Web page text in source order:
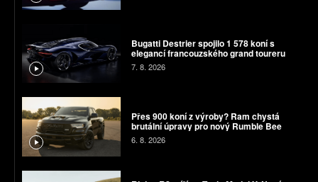
Bugatti Destrier spojilo 1 578 koní s
elegancí francouzského grand toureru
7. 8. 2026
Přes 900 koní z výroby? Ram chystá
brutální úpravy pro nový Rumble Bee
6. 8. 2026